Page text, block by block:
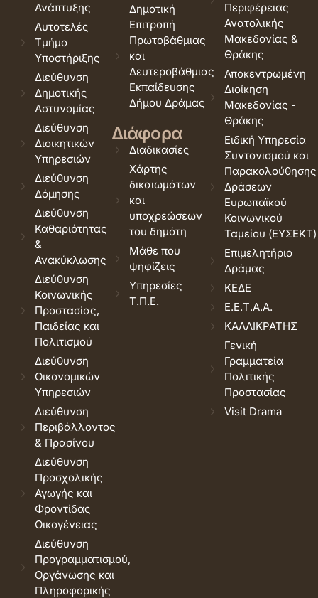
Ανάπτυξης
Αυτοτελές
Τμήμα
Υποστήριξης
Διεύθυνση
Δημοτικής
Αστυνομίας
Διεύθυνση
Διοικητικών
Υπηρεσιών
Διεύθυνση
Δόμησης
Διεύθυνση
Καθαριότητας
&
Ανακύκλωσης
Διεύθυνση
Κοινωνικής
Προστασίας,
Παιδείας και
Πολιτισμού
Διεύθυνση
Οικονομικών
Υπηρεσιών
Διεύθυνση
Περιβάλλοντος
& Πρασίνου
Διεύθυνση
Προσχολικής
Αγωγής και
Φροντίδας
Οικογένειας
Διεύθυνση
Προγραμματισμού,
Οργάνωσης και
Πληροφορικής
Δημοτική
Επιτροπή
Πρωτοβάθμιας
και
Δευτεροβάθμιας
Εκπαίδευσης
Δήμου Δράμας
Διάφορα
Διαδικασίες
Χάρτης
δικαιωμάτων
και
υποχρεώσεων
του δημότη
Μάθε που
ψηφίζεις
Υπηρεσίες
Τ.Π.Ε.
Περιφέρειας
Ανατολικής
Μακεδονίας &
Θράκης
Αποκεντρωμένη
Διοίκηση
Μακεδονίας -
Θράκης
Ειδική Υπηρεσία
Συντονισμού και
Παρακολούθησης
Δράσεων
Ευρωπαϊκού
Κοινωνικού
Ταμείου (ΕΥΣΕΚΤ)
Επιμελητήριο
Δράμας
ΚΕΔΕ
Ε.Ε.Τ.Α.Α.
ΚΑΛΛΙΚΡΑΤΗΣ
Γενική
Γραμματεία
Πολιτικής
Προστασίας
Visit Drama